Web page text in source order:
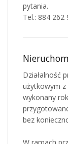
pytania.
Tel.: 884 262
Działalność
użytkowym z
wykonany
bez